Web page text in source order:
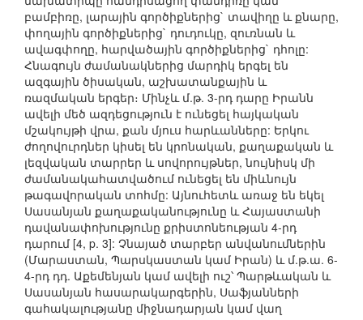
բամբիռը, լարային գործիքներից` տավիղը և քնարը,
փողային գործիքներից` դուդուկը, զուռնան և
ավագփողը, հարվածային գործիքներից` դհոլը:
Հնագույն ժամանակներից մարդիկ երգել են
ազգային ծիսական, աշխատանքային և
ռազմական երգեր։ Մինչև մ.թ. 3-րդ դարը Իրանն
ավելի մեծ ազդեցություն է ունեցել հայկական
մշակույթի վրա, քան մյուս հարևանները: Երկու
ժողովուրդներ կիսել են կրոնական, քաղաքական և
լեզվական տարրեր և սովորույթներ, նույնիսկ մի
ժամանակահատվածում ունեցել են միևնույն
թագավորական տոհմը: Այնուհետև առաջ են եկել
Սասանյան քաղաքականությունը և Հայաստանի
դավանափոխությունը քրիստոնեության 4-րդ
դարում [4, p. 3]: Չնայած տարբեր անվանումներին
(Մարաստան, Պարսկաստան կամ Իրան) և մ.թ.ա. 6-
4-րդ դդ. Աքեմենյան կամ ավելի ուշ՝ Պարթևական և
Սասանյան հասարակարգերին, Սաֆյանների
գահակալությանը միջնադարյան կամ վաղ